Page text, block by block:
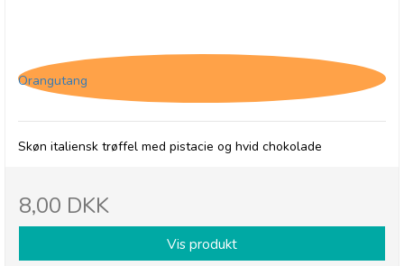
Orangutang
Skøn italiensk trøffel med pistacie og hvid chokolade
8,00 DKK
Vis produkt